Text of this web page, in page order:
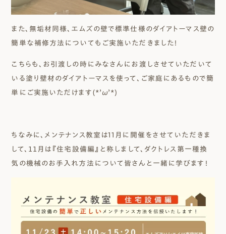
また、無垢材同様、エムズの壁で標準仕様のダイアトーマス壁の
簡単な補修方法についてもご実施いただきました！
こちらも、お引渡しの時にみなさんにお渡しさせていただいて
いる塗り壁材のダイアトーマスを使って、ご家庭にあるもので簡
単にご実施いただけます(*’ω’*)
ちなみに、メンテナンス教室は11月に開催をさせていただきま
して、１１月は『住宅設備編』と称しまして、ダクトレス第一種換
気の機械のお手入れ方法について皆さんと一緒に学びます！